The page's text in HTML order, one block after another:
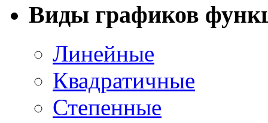
Виды графиков
Линейные
Квадратичные
Степенные